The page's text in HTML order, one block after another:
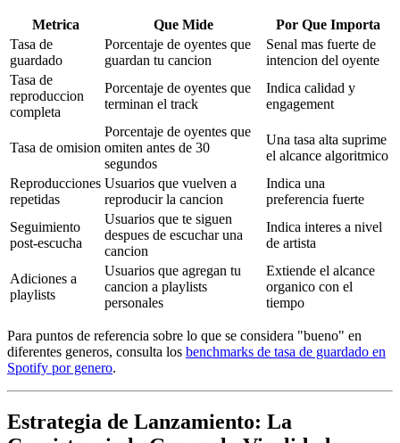
Metrica Que Mide
Por Que Importa
Tasa de
guardado
Porcentaje de oyentes que
guardan tu cancion
Senal mas fuerte de
intencion del oyente
Tasa de
reproduccion
completa
Porcentaje de oyentes que
terminan el track
Indica calidad y
engagement
Tasa de omision
Porcentaje de oyentes que
omiten antes de 30
segundos
Una tasa alta suprime
el alcance algoritmico
Reproducciones
repetidas
Usuarios que vuelven a
reproducir la cancion
Indica una
preferencia fuerte
Seguimiento
post-escucha
Usuarios que te siguen
despues de escuchar una
cancion
Indica interes a nivel
de artista
Adiciones a
playlists
Usuarios que agregan tu
cancion a playlists
personales
Extiende el alcance
organico con el
tiempo
Para puntos de referencia sobre lo que se considera "bueno" en
diferentes generos, consulta los benchmarks de tasa de guardado en
Spotify por genero.
Estrategia de Lanzamiento: La